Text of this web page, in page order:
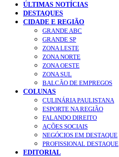
ÚLTIMAS NOTÍCIAS
DESTAQUES
CIDADE E REGIÃO
GRANDE ABC
GRANDE SP
ZONA LESTE
ZONA NORTE
ZONA OESTE
ZONA SUL
BALCÃO DE EMPREGOS
COLUNAS
CULINÁRIA PAULISTANA
ESPORTE NA REGIÃO
FALANDO DIREITO
AÇÕES SOCIAIS
NEGÓCIOS EM DESTAQUE
PROFISSIONAL DESTAQUE
EDITORIAL